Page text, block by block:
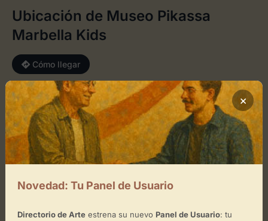
Ubicación de Museo Pikassa
Marbella Kids
Cómo llegar
Museo Pikassa Marbella Kids
×
+
−
Toca el mapa para interactuar
Activar Mapa
×
Novedad: Tu Panel de Usuario
Directorio de Arteestrena su nuevo Panel de Usuario: tu